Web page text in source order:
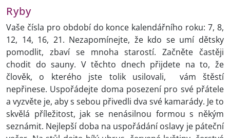
Ryby
Vaše čísla pro období do konce kalendářního roku: 7, 8,
12, 14, 16, 21. Nezapomínejte, že kdo se umí dětsky
pomodlit, zbaví se mnoha starostí. Začněte častěji
chodit do sauny. V těchto dnech přijdete na to, že
člověk, o kterého jste tolik usilovali, vám štěstí
nepřinese. Uspořádejte doma posezení pro své přátele
a vyzvěte je, aby s sebou přivedli dva své kamarády. Je to
skvělá příležitost, jak se nenásilnou formou s někým
seznámit. Nejlepší doba na uspořádání oslavy je páteční